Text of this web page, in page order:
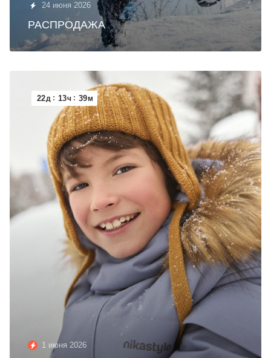
24 июня 2026
РАСПРОДАЖА
1 июня 2026
22д 13ч 39м